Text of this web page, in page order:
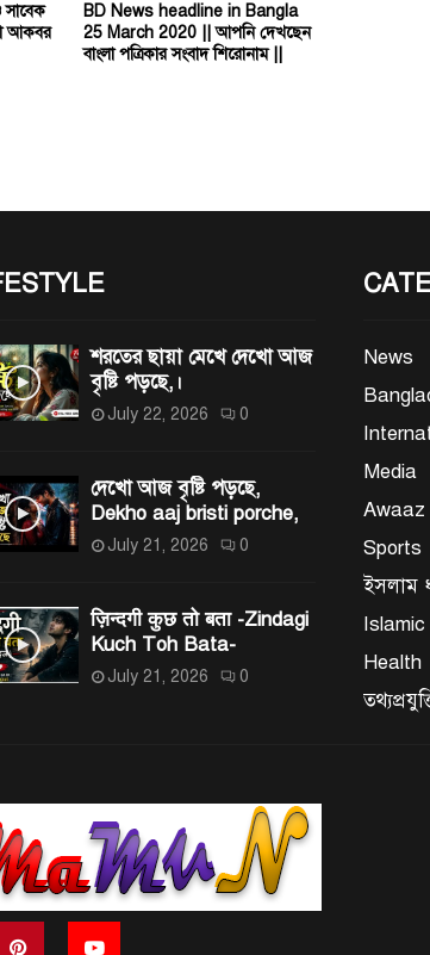
সাবেক
আকবর
BD News headline in Bangla
25 March 2020 || আপনি দেখছেন
বাংলা পত্রিকার সংবাদ শিরোনাম ||
শরতের ছায়া মেখে দেখো আজ
বৃষ্টি পড়ছে,।
July 22, 2026 0
দেখো আজ বৃষ্টি পড়ছে,
Dekho aaj bristi porche,
July 21, 2026 0
ज़िन्दगी कुछ तो बता -Zindagi
Kuch Toh Bata-
July 21, 2026 0
News
Media
Awaaz
Sports
ইসলাম
Islamic
Health